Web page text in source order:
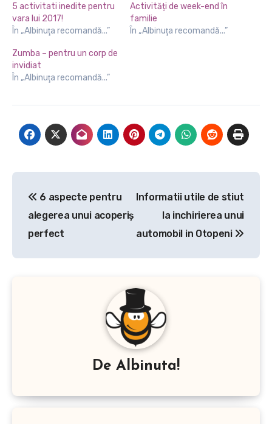
5 activitati inedite pentru
vara lui 2017!
În „Albinuţa recomandă...”
Activități de week-end în
familie
În „Albinuţa recomandă...”
Zumba – pentru un corp de
invidiat
În „Albinuţa recomandă...”
articole
6 aspecte pentru
alegerea unui acoperiș
perfect
Informatii utile de stiut
la inchirierea unui
automobil in Otopeni
De Albinuta!